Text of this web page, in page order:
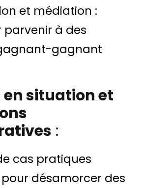
et médiation :
parvenir à des
gagnant
en situation et
:
cas pratiques
pour désamorcer des